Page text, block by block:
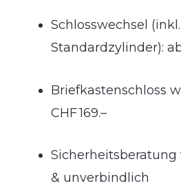
Schlosswechsel (inkl.
Standardzylinder):
Briefkastenschloss
CHF 169.–
Sicherheitsberatung
& unverbindlich